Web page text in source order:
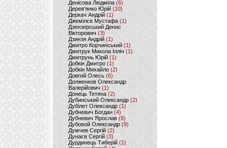
Денісова Людміла(6)
Дерев'янко Юрій(10)
Деркач Андрій(1)
Джемілєв Мустафа (1)
Дзензерський Денис
Вікторович (3)
Дзинзя Андрій (1)
Дмитро Корчинський (1)
Дмитрук Микола Ілліч (1)
Дмитрунь Юрій (1)
Добкін Дмитро(1)
Добкін Михайло (2)
Довгий Олесь (6)
Долженков Олександр
Валерійович (1)
Донець Тетяна (2)
Дубинський Олександр(2)
Дубілет Олександр (1)
Дубневич Богдан (4)
Дубневич Ярослав (8)
Дубовой Олександр(9)
Думчев Сергій (2)
Дунаєв Сергій(3)
Дурдинець Тиберій (1)